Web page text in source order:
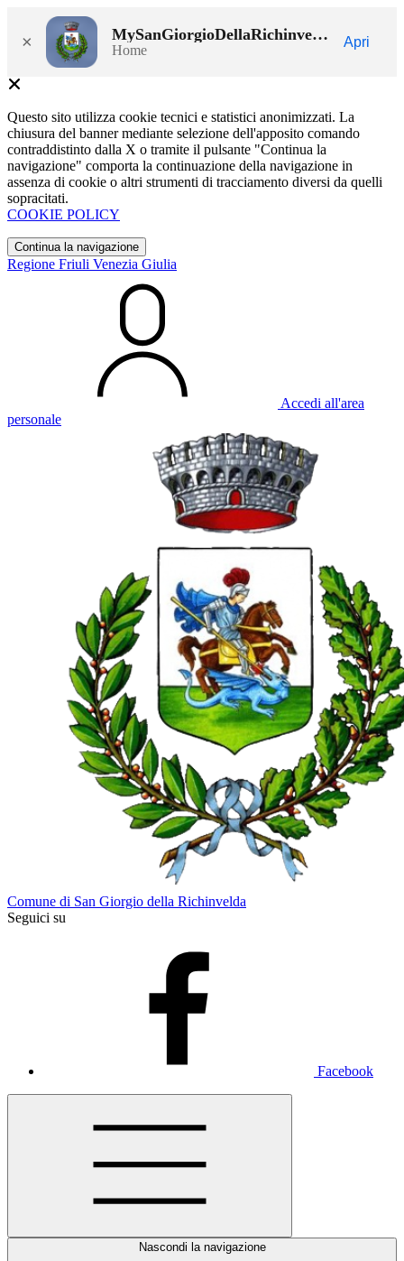
× MySanGiorgioDellaRichinvelda
Home
Apri
Questo sito utilizza cookie tecnici e statistici anonimizzati. La
chiusura del banner mediante selezione dell'apposito comando
contraddistinto dalla X o tramite il pulsante "Continua la
navigazione" comporta la continuazione della navigazione in
assenza di cookie o altri strumenti di tracciamento diversi da quelli
sopracitati.
COOKIE POLICY
Continua la navigazione
Regione Friuli Venezia Giulia
Accedi all'area
personale
Comune di San Giorgio della Richinvelda
Seguici su
Facebook
Nascondi la navigazione